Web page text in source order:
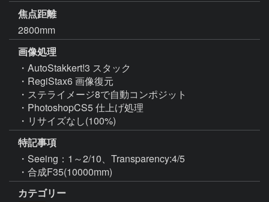
焦点距離
2800mm
画像処理
・AutoStakkert!3 スタック
・RegiStax6 画像復元
・ステライメージ8で自動コンポジット
・PhotoshopCS5 仕上げ処理
・リサイズなし(100%)
特記事項
・Seeing：1～2/10、Transparency:4/5
・合成F35(10000mm)
カテゴリー